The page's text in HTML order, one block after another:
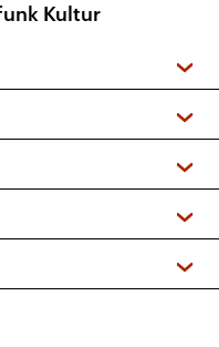
Kultur